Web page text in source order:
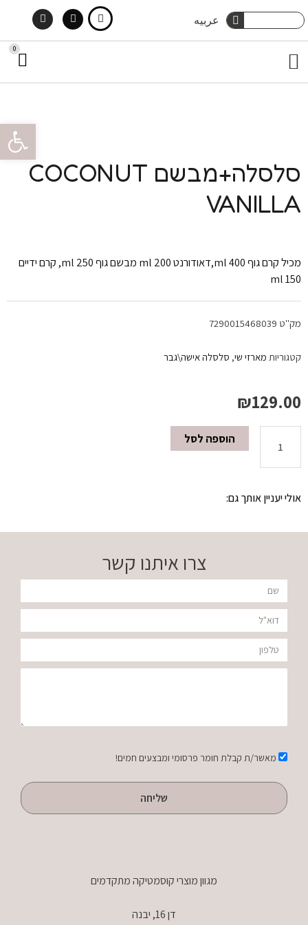
דילוג
חיפוש
חיפוש
عربيه
Facebook
Instagram
תפריט 0
סלסלה+מבשם COCONUT
VANILLA
מכיל קרם גוף 400 ml,דאודורנט 200 ml מבשם גוף 250 ml, קרם ידיים
150 ml
מק"ט 7290015468039
קטגוריות מארזי שי, סלסלה אישה\גבר
₪129.00
כמות
VANILLA
הוספה לסל
אולי יעניין אותך גם:
צרו איתנו קשר
שם
דוא"ל
טלפון
אישורמאשר/ת קבלת חומר פרסומי ומבצעים חמים!
שליחה
מגוון מוצרי קוסמטיקה מתקדמים
דן 16, יבנה
פתח